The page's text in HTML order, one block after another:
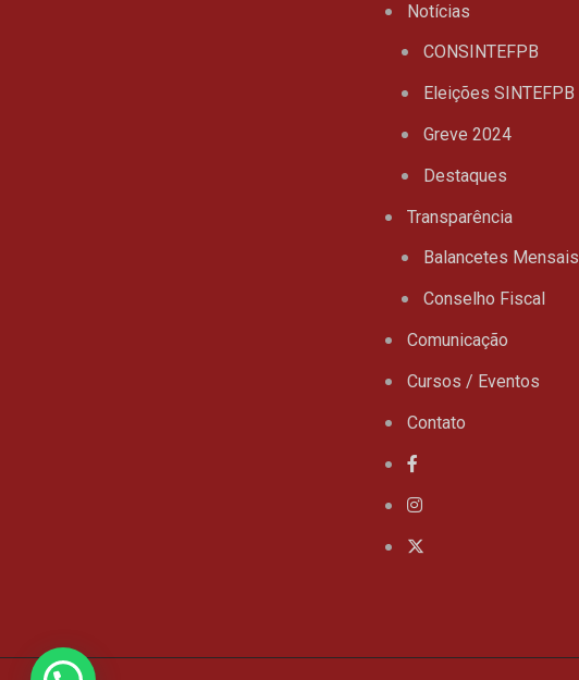
Notícias
CONSINTEFPB
Eleições SINTEFPB
Greve 2024
Destaques
Transparência
Balancetes Mensais
Conselho Fiscal
Comunicação
Cursos / Eventos
Contato